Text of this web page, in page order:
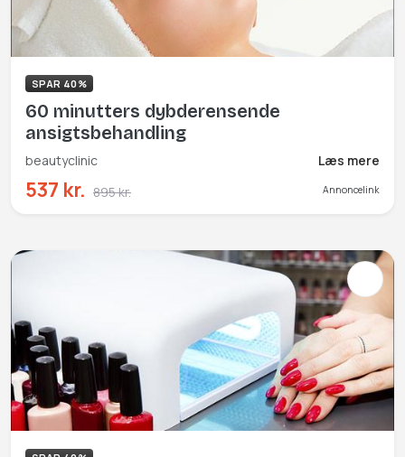
SPAR 40%
60 minutters dybderensende
ansigtsbehandling
beautyclinic Læs mere
537 kr. 895 kr. Annoncelink